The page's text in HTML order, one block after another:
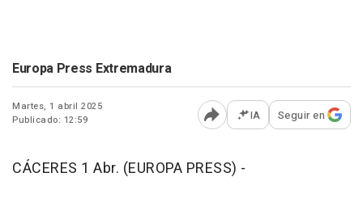
Europa Press Extremadura
Martes, 1 abril 2025
Publicado: 12:59
Abrir opciones para
IA Seguir en
CÁCERES 1 Abr. (EUROPA PRESS) -